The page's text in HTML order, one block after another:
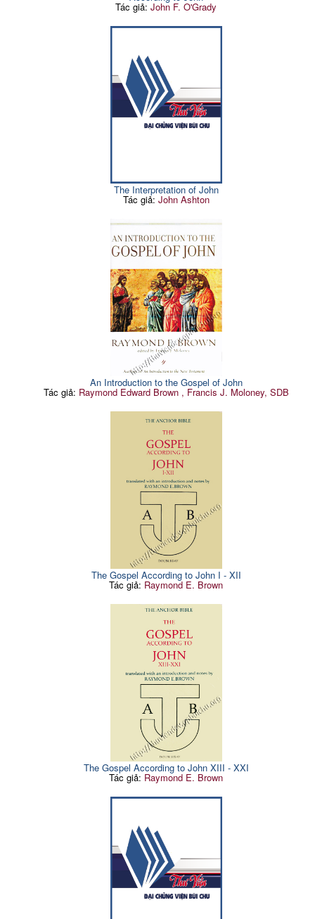
Tác giả:John F. O'Grady
The Interpretation of John
Tác giả: John Ashton
An Introduction to the Gospel of John
Tác giả: Raymond Edward Brown , Francis J. Moloney, SDB
The Gospel According to John I - XII
Tác giả: Raymond E. Brown
The Gospel According to John XIII - XXI
Tác giả: Raymond E. Brown